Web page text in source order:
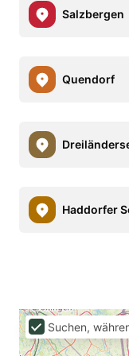
Salzbergen
Quendorf
Haddorfer
Suchen,